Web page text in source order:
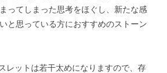
ってしまった思考をほぐし、新たな感
と思っている方におすすめのストーン
レットは若干太めになりますので、存